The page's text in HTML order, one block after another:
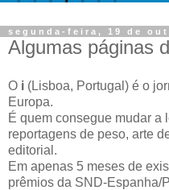
segunda-feira, 19 de
Algumas páginas
O i (Lisboa, Portugal) é o
Europa.
É quem consegue mudar a
reportagens de peso, arte
editorial.
Em apenas 5 meses de
prêmios da SND-Espanha/